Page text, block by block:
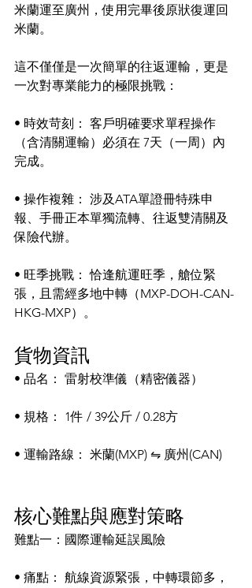
米蘭運至廣州，使用完畢後原狀復運回
米蘭。
這不僅僅是一次簡單的往返運輸，更是
一次對專業能力的極限挑戰：
• 時效苛刻： 客戶明確要求單程操作
（含清關運輸）必須在 7天（一周）內
完成。
• 操作複雜： 涉及ATA單證冊特殊申
報、手冊正本單獨流轉、往返雙清關及
保險代辦。
• 旺季挑戰： 恰逢航運旺季，艙位緊
張，且需經多地中轉（MXP-DOH-CAN-
HKG-MXP）。
貨物資訊
• 品名： 雷射校準儀（精密儀器）
• 規格： 1件 / 39公斤 / 0.28方
• 運輸路線： 米蘭(MXP) ⇋ 廣州(CAN)
核心難點與應對策略
難點一：國際運輸延誤風險
• 痛點： 航線資源緊張，中轉環節多，